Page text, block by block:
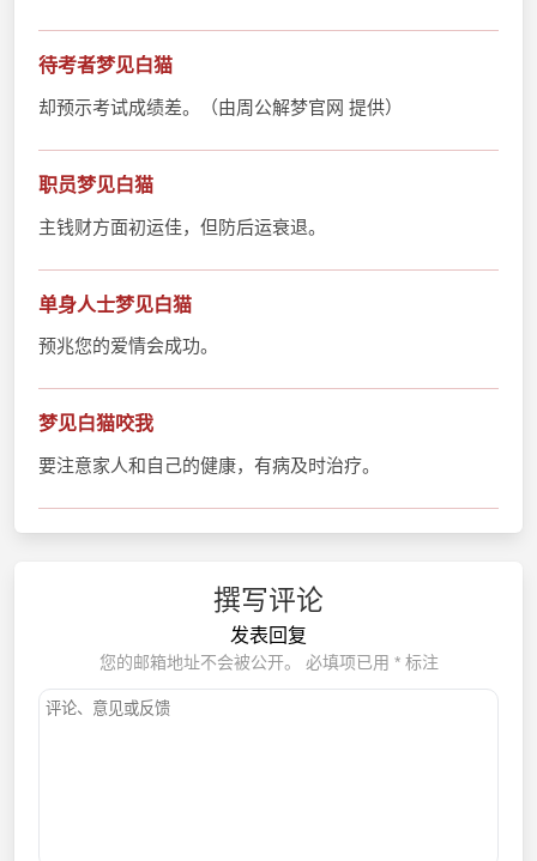
待考者梦见白猫
却预示考试成绩差。（由周公解梦官网 提供）
职员梦见白猫
主钱财方面初运佳，但防后运衰退。
单身人士梦见白猫
预兆您的爱情会成功。
梦见白猫咬我
要注意家人和自己的健康，有病及时治疗。
撰写评论
发表回复
您的邮箱地址不会被公开。 必填项已用 *标注